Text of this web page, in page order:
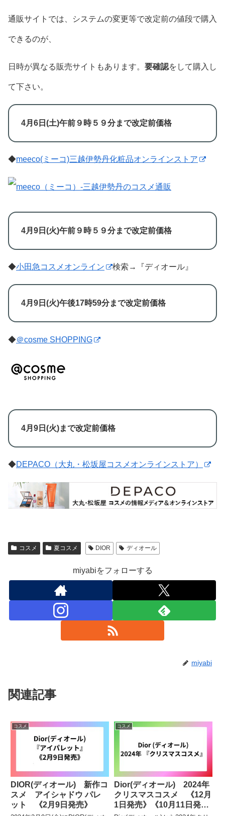
通販サイトでは、システムの変更等で改定前の値段で購入
できるのが、
日時が異なる販売サイトもあります。 要確認をして購入し
て下さい。
4月6日(土)午前９時５９分まで改定前価格
◆meeco(ミーコ)三越伊勢丹化粧品オンラインストア
4月9日(火)午前９時５９分まで改定前価格
◆小田急コスメオンライン 検索→『ディオール』
4月9日(火)午後17時59分まで改定前価格
◆＠cosme SHOPPING
4月9日(火)まで改定前価格
◆DEPACO（大丸・松坂屋コスメオンラインストア）
コスメ 夏コスメ DIOR ディオール
miyabiをフォローする
miyabi
関連記事
コスメ
DIOR(ディオール) 新作コ
スメ アイシャドウ パレ
ット 《2月9日発売》
コスメ
Dior(ディオール) 2024年
クリスマスコスメ 《12月
1日発売》《10月11日発